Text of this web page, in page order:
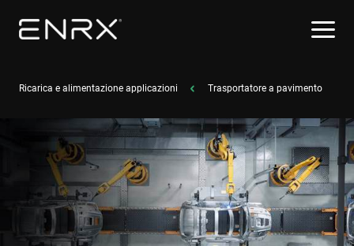
Ricarica e alimentazione applicazioni Trasportatore a pavimento